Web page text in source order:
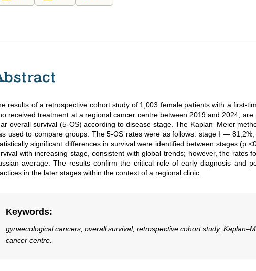
results of a retrospective cohort study of 1,003 female patients with a first-
received treatment at a regional cancer centre between 2019 and 2024,
overall survival (5-OS) according to disease stage. The Kaplan–Meier
used to compare groups. The 5-OS rates were as follows: stage I —
significant differences in survival were identified between stages (p
with increasing stage, consistent with global trends; however, the rates
average. The results confirm the critical role of early diagnosis and
in the later stages within the context of a regional clinic.
Keywords:
gynaecological cancers, overall survival, retrospective cohort study,
cancer centre.